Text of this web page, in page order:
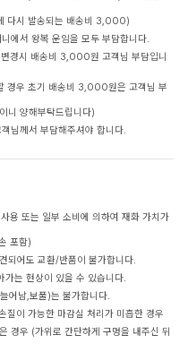
다시 발송되는 배송비 3,000)
에서 왕복 운임을 모두 부담합니다.
경시 배송비 3,000원 고객님 부담입니
경우 초기 배송비 3,000원은 고객님 부
니 양해부탁드립니다)
님께서 부담해주셔야 합니다.
용 또는 일부 소비에 의하여 재화 가치가
포함)
되어도 교환/반품이 불가합니다.
가는 현상이 있을 수 있습니다.
어남,보풀)는 불가합니다.
질이 가능한 마감실 처리가 미흡한 경우
경우 (가위로 간단하게 구멍을 내주신 뒤